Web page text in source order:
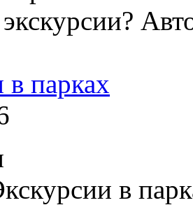
в парках
в